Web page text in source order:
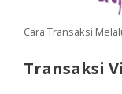
Cara Transaksi
Transaksi